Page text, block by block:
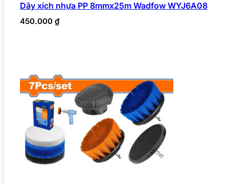
Dây xích nhựa PP 8mmx25m Wadfow WYJ6A08
450.000 ₫